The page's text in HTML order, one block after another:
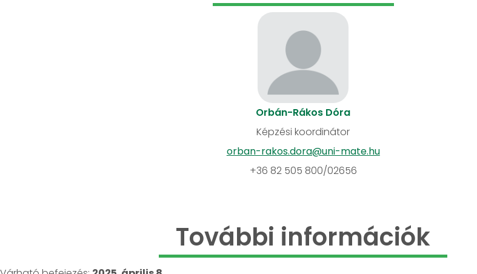
Orbán-Rákos Dóra
Képzési koordinátor
orban-rakos.dora@uni-mate.hu
+36 82 505 800/02656
További információk